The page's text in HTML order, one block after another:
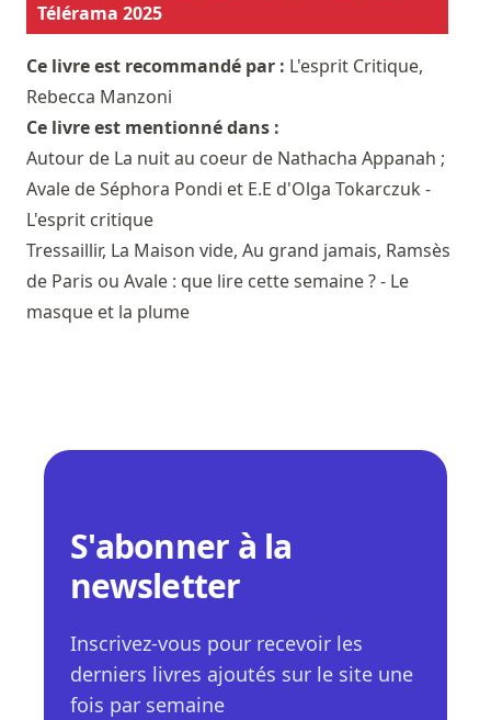
Télérama 2025
Ce livre est recommandé par : L'esprit Critique,
Rebecca Manzoni
Ce livre est mentionné dans :
Autour de La nuit au coeur de Nathacha Appanah ;
Avale de Séphora Pondi et E.E d'Olga Tokarczuk -
L'esprit critique
Tressaillir, La Maison vide, Au grand jamais, Ramsès
de Paris ou Avale : que lire cette semaine ? - Le
masque et la plume
S'abonner à la
newsletter
Inscrivez-vous pour recevoir les
derniers livres ajoutés sur le site une
fois par semaine